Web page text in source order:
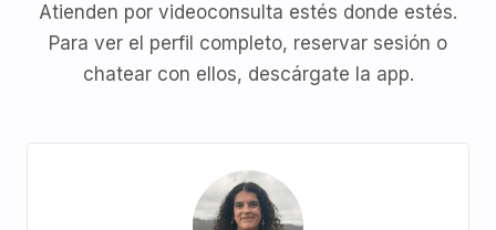
Atienden por videoconsulta estés donde estés.
Para ver el perfil completo, reservar sesión o
chatear con ellos, descárgate la app.